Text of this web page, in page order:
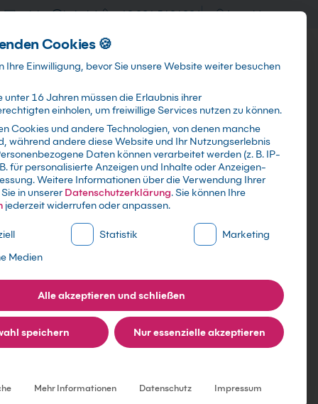
training@kebel.de +49 231 5191986 Anmelden
Suchen
Info & Services Kontakt
Cookies 🍪
Ihre Einwilligung, bevor Sie unsere Website weiter besuchen
unter 16 Jahren müssen die Erlaubnis ihrer
einholen, um freiwillige Services nutzen zu können.
Cookies und andere Technologien, von denen manche
während andere diese Website und Ihr Nutzungserlebnis
Daten können verarbeitet werden (z. B. IP-
für personalisierte Anzeigen und Inhalte oder Anzeigen-
Weitere Informationen über die Verwendung Ihrer
in unserer Datenschutzerklärung.Sie können Ihre
jederzeit widerrufen oder anpassen.
Liste der Service-Gruppen, für die eine Einwilligung
Statistik
Marketing
Medien
Alle akzeptieren und schließen
speichern Nur essenzielle akzeptieren
Mehr Informationen Datenschutz Impressum